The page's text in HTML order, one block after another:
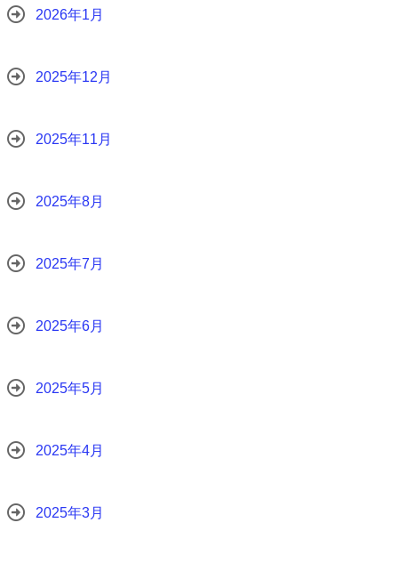
2026年1月
2025年12月
2025年11月
2025年8月
2025年7月
2025年6月
2025年5月
2025年4月
2025年3月